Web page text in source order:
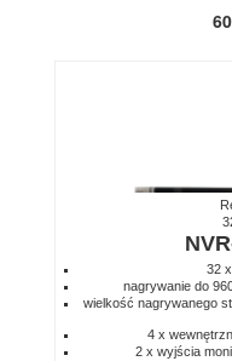
32
nagrywanie do
wielkość nagrywanego
4 x
2 x wyjścia